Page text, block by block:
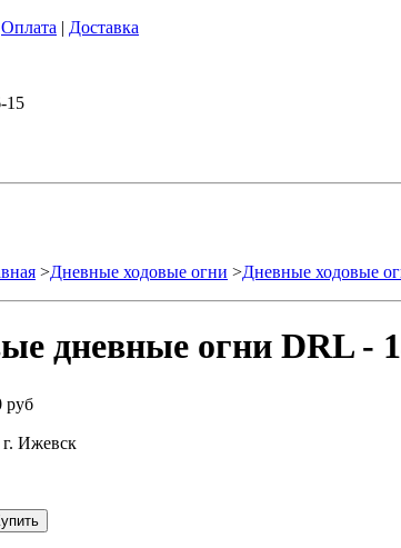
Оплата | Доставка
15
>Дневные ходовые огни >Дневные ходовые
дневные огни DRL -
руб
г. Ижевск